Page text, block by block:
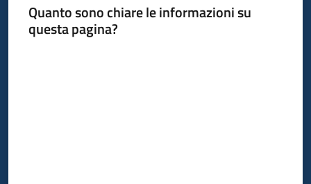
Quanto sono chiare le informazioni su
questa pagina?